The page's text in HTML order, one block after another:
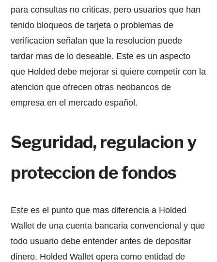
para consultas no criticas, pero usuarios que han
tenido bloqueos de tarjeta o problemas de
verificacion señalan que la resolucion puede
tardar mas de lo deseable. Este es un aspecto
que Holded debe mejorar si quiere competir con la
atencion que ofrecen otras neobancos de
empresa en el mercado español.
Seguridad, regulacion y
proteccion de fondos
Este es el punto que mas diferencia a Holded
Wallet de una cuenta bancaria convencional y que
todo usuario debe entender antes de depositar
dinero. Holded Wallet opera como entidad de